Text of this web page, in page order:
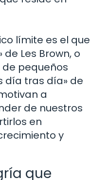
límite es el que
Les Brown, o
de pequeños
día tras día» de
a
de nuestros
en
y
que